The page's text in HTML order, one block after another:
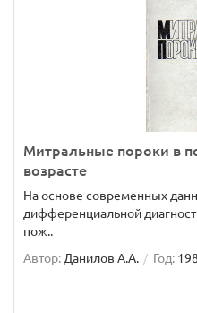
Митральные пороки в
возрасте
На основе современных
дифференциальной
пож..
Автор: Данилов А.А. Год: